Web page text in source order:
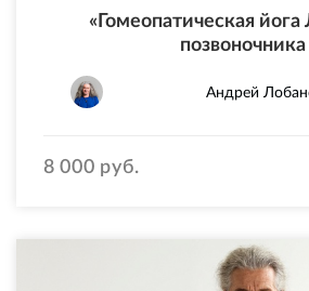
«Гомеопатическая
позвоночника
Андрей
8 000 руб.